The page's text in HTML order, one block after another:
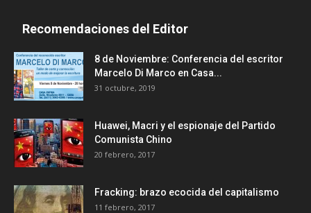
Recomendaciones del Editor
8 de Noviembre: Conferencia del escritor
Marcelo Di Marco en Casa...
31 octubre, 2019
Huawei, Macri y el espionaje del Partido
Comunista Chino
20 febrero, 2017
Fracking: brazo ecocida del capitalismo
11 febrero, 2017